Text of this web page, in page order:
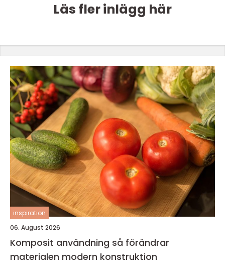
Läs fler inlägg här
inspiration
06. August 2026
Komposit användning så förändrar
materialen modern konstruktion